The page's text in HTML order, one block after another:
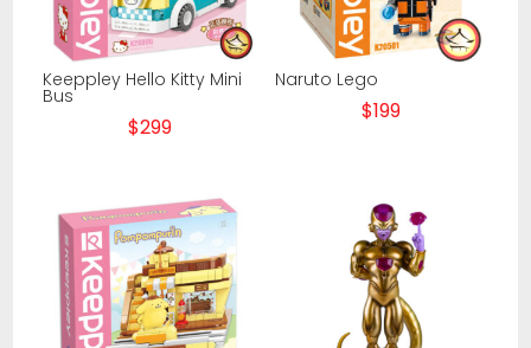
Keeppley Hello Kitty Mini
Bus
$299
Naruto Lego
$199